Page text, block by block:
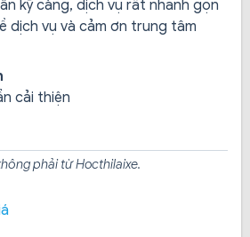
từ khi đăng ký khóa học.
xe của Trường đào tạo lái xe
kỹ càng, dịch vụ rất nhanh gọn
dịch vụ và cảm ơn trung tâm
cải thiện
phải từ Hocthilaixe.